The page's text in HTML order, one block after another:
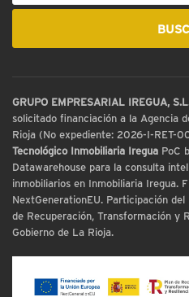
GRUPO EMPRESARIAL IREGUA,
solicitado financiación a la Agencia
Rioja (No expediente: 2026-I-RET-
Tecnológico Inmobiliaria Iregua PoC
Datawarehouse para la consulta
inmobiliarios en Inmobiliaria Iregua.
NextGenerationEU. Participación
de Recuperación, Transformación y
Gobierno de La Rioja.